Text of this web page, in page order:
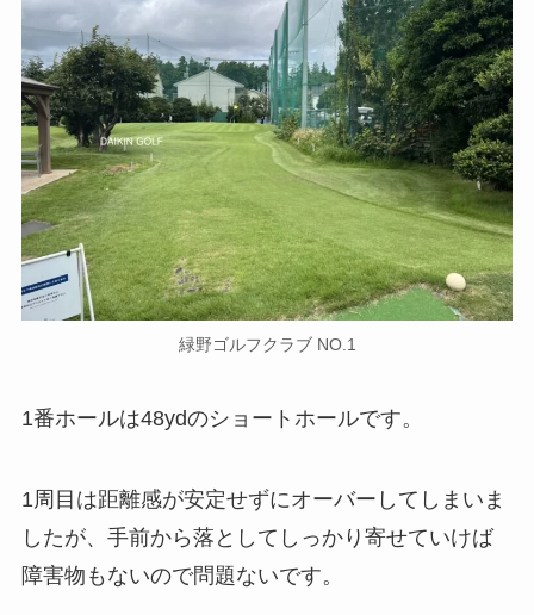
緑野ゴルフクラブ NO.1
1番ホールは48ydのショートホールです。
1周目は距離感が安定せずにオーバーしてしまいま
したが、手前から落としてしっかり寄せていけば
障害物もないので問題ないです。